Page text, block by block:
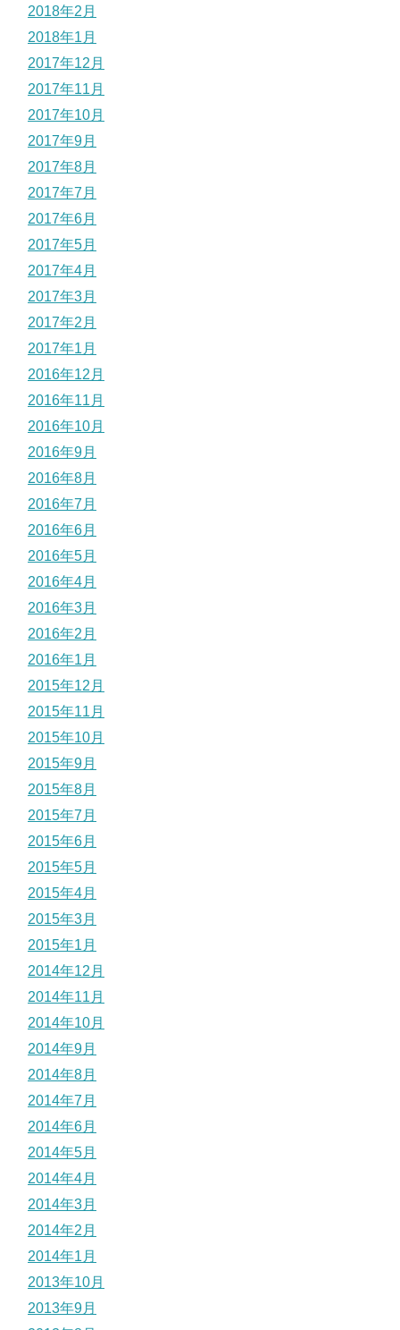
2018年2月
2018年1月
2017年12月
2017年11月
2017年10月
2017年9月
2017年8月
2017年7月
2017年6月
2017年5月
2017年4月
2017年3月
2017年2月
2017年1月
2016年12月
2016年11月
2016年10月
2016年9月
2016年8月
2016年7月
2016年6月
2016年5月
2016年4月
2016年3月
2016年2月
2016年1月
2015年12月
2015年11月
2015年10月
2015年9月
2015年8月
2015年7月
2015年6月
2015年5月
2015年4月
2015年3月
2015年1月
2014年12月
2014年11月
2014年10月
2014年9月
2014年8月
2014年7月
2014年6月
2014年5月
2014年4月
2014年3月
2014年2月
2014年1月
2013年10月
2013年9月